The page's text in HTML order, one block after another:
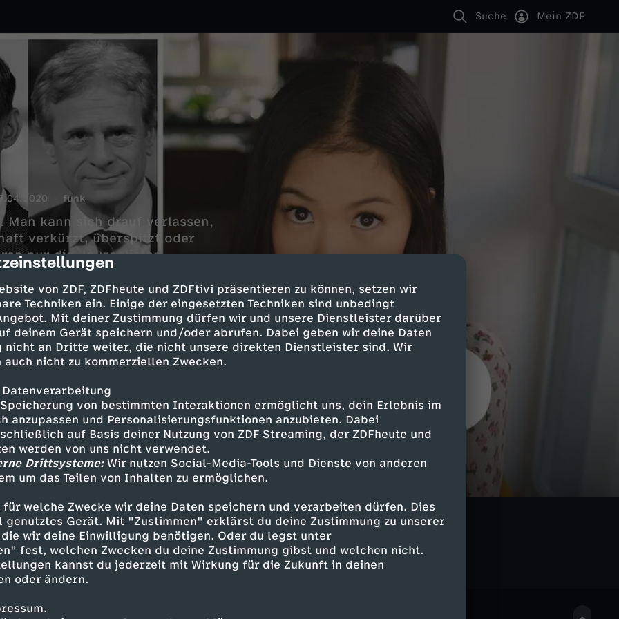
von ZDF, ZDFheute und ZDFtivi präsentieren zu können, setzen wir
Techniken ein. Einige der eingesetzten Techniken sind unbedingt
Mit deiner Zustimmung dürfen wir und unsere Dienstleister darüber
deinem Gerät speichern und/oder abrufen. Dabei geben wir deine Daten
nicht an Dritte weiter, die nicht unsere direkten Dienstleister sind. Wir
nicht zu kommerziellen Zwecken.
von bestimmten Interaktionen ermöglicht uns, dein Erlebnis im
anzupassen und Personalisierungsfunktionen anzubieten. Dabei
auf Basis deiner Nutzung von ZDF Streaming, der ZDFheute und
werden von uns nicht verwendet.
Drittsysteme:Wir nutzen Social-Media-Tools und Dienste von anderen
um das Teilen von Inhalten zu ermöglichen.
für welche Zwecke wir deine Daten speichern und verarbeiten dürfen. Dies
Gerät. Mit "Zustimmen" erklärst du deine Zustimmung zu unserer
wir deine Einwilligung benötigen. Oder du legst unter
fest, welchen Zwecken du deine Zustimmung gibst und welchen nicht.
kannst du jederzeit mit Wirkung für die Zukunft in deinen
oder ändern.
Suche Mein ZDF
funk
Man kann sich drauf verlassen,
verkürzt, überspitzt oder
nur die Journalisten
Verwirrung bei? Schauen wir
prominentesten
2kru8qh Instagram
Twitter @maithi_nk:
produziert von Mai Thi
App:
entdecken
informativ Untertitel maiLab